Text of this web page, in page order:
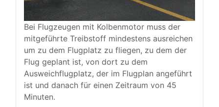
Bei Flugzeugen mit Kolbenmotor muss der
mitgeführte Treibstoff mindestens ausreichen
um zu dem Flugplatz zu fliegen, zu dem der
Flug geplant ist, von dort zu dem
Ausweichflugplatz, der im Flugplan angeführt
ist und danach für einen Zeitraum von 45
Minuten.